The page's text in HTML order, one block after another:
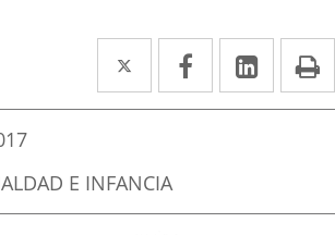
Twitter
Enlace
a
aplicación
externa.
Facebook
Enlace
a
externa.
Enlace
a
E INFANCIA